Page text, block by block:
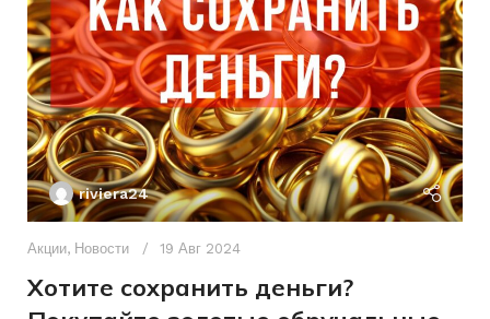
БРЕНД ИНСТРУМЕНТА
riviera24
Акции, Новости 19 Авг 2024
Хотите сохранить деньги?